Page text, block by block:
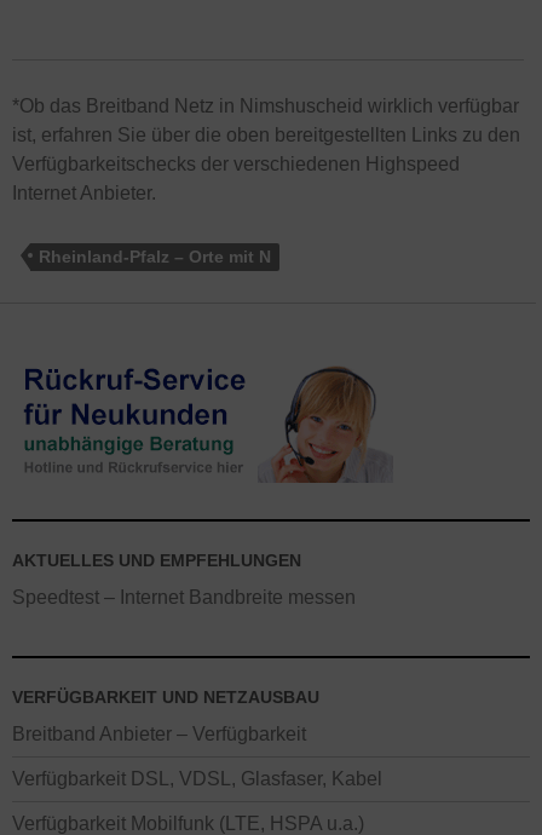
*Ob das Breitband Netz in Nimshuscheid wirklich verfügbar
ist, erfahren Sie über die oben bereitgestellten Links zu den
Verfügbarkeitschecks der verschiedenen Highspeed
Internet Anbieter.
Rheinland-Pfalz – Orte mit N
AKTUELLES UND EMPFEHLUNGEN
Speedtest – Internet Bandbreite messen
VERFÜGBARKEIT UND NETZAUSBAU
Breitband Anbieter – Verfügbarkeit
Verfügbarkeit DSL, VDSL, Glasfaser, Kabel
Verfügbarkeit Mobilfunk (LTE, HSPA u.a.)